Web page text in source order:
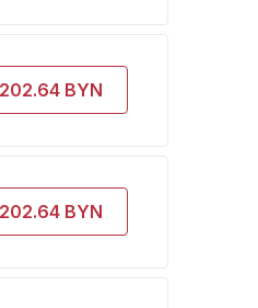
202.64 BYN
202.64 BYN